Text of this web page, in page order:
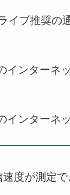
イブ推奨の
インターネ
インターネ
度が測定